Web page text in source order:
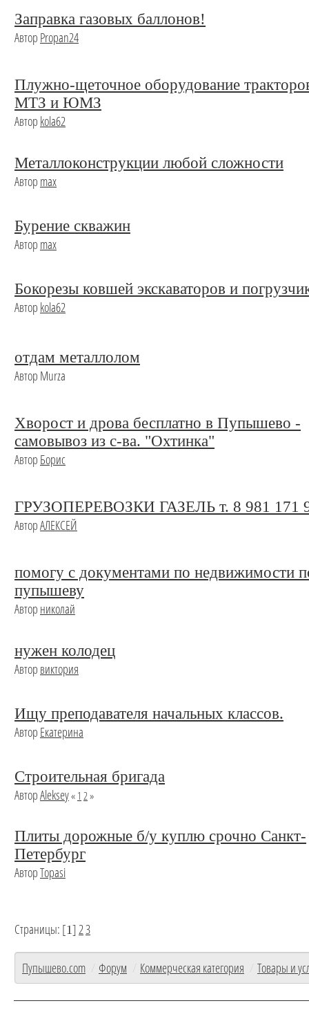
Заправка газовых баллонов!
Автор Propan24
Плужно-щеточное оборудование
МТЗ и ЮМЗ
Автор kola62
Металлоконструкции любой сложности
Автор max
Бурение скважин
Автор max
Бокорезы ковшей экскаваторов и
Автор kola62
отдам металлолом
Автор Murza
Хворост и дрова бесплатно в Пупышево -
самовывоз из с-ва. "Охтинка"
Автор Борис
ГРУЗОПЕРЕВОЗКИ ГАЗЕЛЬ т. 8 981 171
АвторАЛЕКСЕЙ
помогу с документами по недвижимости
пупышеву
Автор николай
нужен колодец
Автор виктория
Ищу преподавателя начальных классов.
Автор Екатерина
Строительная бригада
АвторAleksey« 1 2»
Плиты дорожные б/у куплю срочно Санкт-
Петербург
АвторTopasi
Страницы: [1]23
Пупышево.com / Форум / Коммерческая категория / Товары и